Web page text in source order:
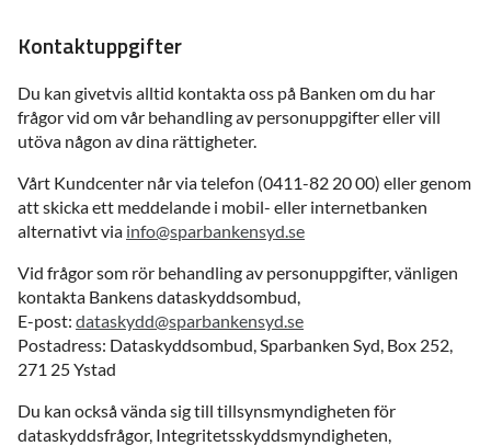
Kontaktuppgifter
Du kan givetvis alltid kontakta oss på Banken om du har
frågor vid om vår behandling av personuppgifter eller vill
utöva någon av dina rättigheter.
Vårt Kundcenter når via telefon (0411-82 20 00) eller genom
att skicka ett meddelande i mobil- eller internetbanken
alternativt via info@sparbankensyd.se
Vid frågor som rör behandling av personuppgifter, vänligen
kontakta Bankens dataskyddsombud,
E-post: dataskydd@sparbankensyd.se
Postadress: Dataskyddsombud, Sparbanken Syd, Box 252,
271 25 Ystad
Du kan också vända sig till tillsynsmyndigheten för
dataskyddsfrågor, Integritetsskyddsmyndigheten,